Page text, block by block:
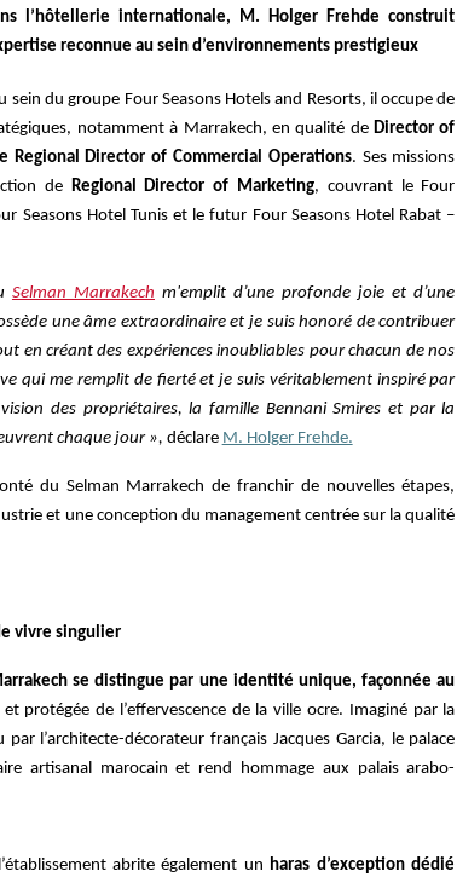
l’hôtellerie internationale, M. Holger Frehde construit
reconnue au sein d’environnements prestigieux
sein du groupe Four Seasons Hotels and Resorts, il occupe de
notamment à Marrakech, en qualité de Director of
Regional Director of Commercial Operations. Ses missions
de Regional Director of Marketing, couvrant le Four
Seasons Hotel Tunis et le futur Four Seasons Hotel Rabat –
Selman Marrakech m'emplit d’une profonde joie et d’une
une âme extraordinaire et je suis honoré de contribuer
en créant des expériences inoubliables pour chacun de nos
qui me remplit de fierté et je suis véritablement inspiré par
des propriétaires, la famille Bennani Smires et par la
chaque jour », déclare M. Holger Frehde.
du Selman Marrakech de franchir de nouvelles étapes,
et une conception du management centrée sur la qualité
vivre singulier
se distingue par une identité unique, façonnée au
protégée de l’effervescence de la ville ocre. Imaginé par la
l’architecte-décorateur français Jacques Garcia, le palace
artisanal marocain et rend hommage aux palais arabo-
abrite également un haras d’exception dédié